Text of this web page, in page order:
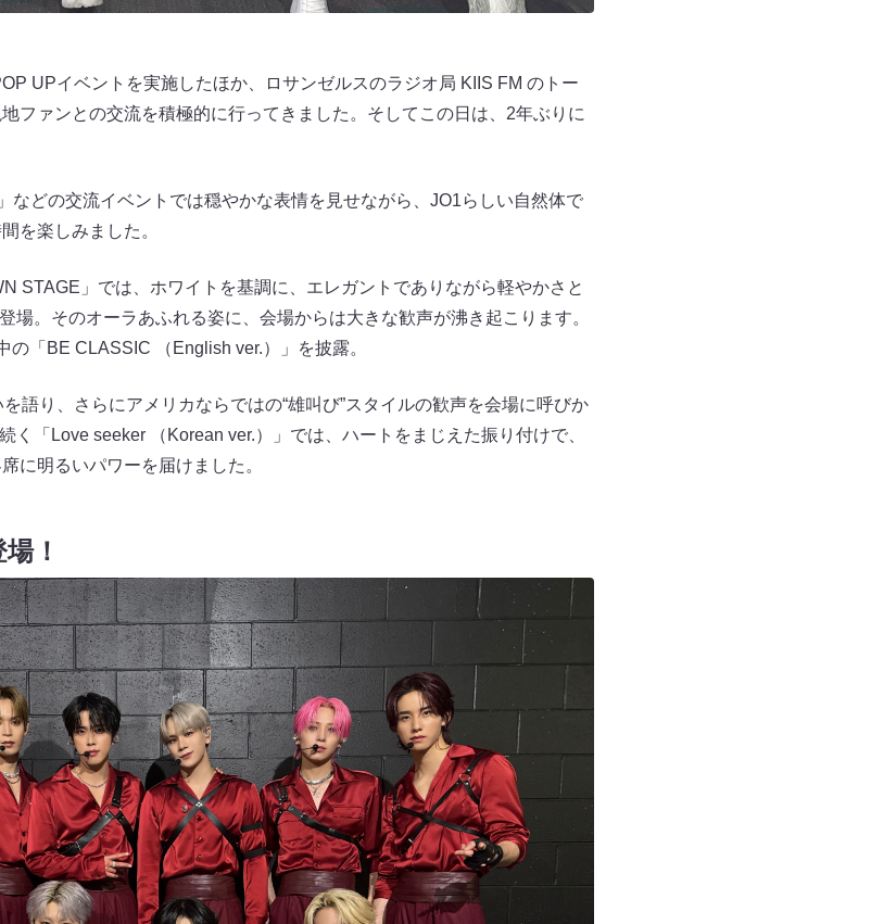
UPイベントを実施したほか、ロサンゼルスのラジオ局 KIIS FM のトー
ファンとの交流を積極的に行ってきました。そしてこの日は、2年ぶりに
などの交流イベントでは穏やかな表情を見せながら、JO1らしい自然体で
を楽しみました。
STAGE」では、ホワイトを基調に、エレガントでありながら軽やかさと
場。そのオーラあふれる姿に、会場からは大きな歓声が沸き起こります。
「BE CLASSIC （English ver.）」を披露。
語り、さらにアメリカならではの“雄叫び”スタイルの歓声を会場に呼びか
く「Love seeker （Korean ver.）」では、ハートをまじえた振り付けで、
に明るいパワーを届けました。
！